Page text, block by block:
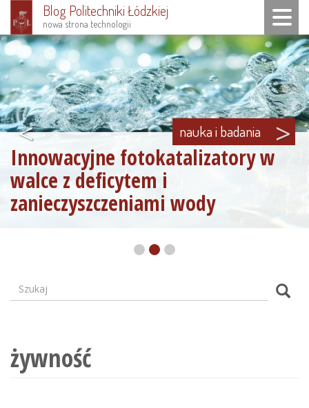
Przejdź
do
treści
Blog Politechniki Łódzkiej
nowa strona technologii
Toggle
Innowacyjne fotokatalizatory w
walce z deficytem i
zanieczyszczeniami wody
nauka i badania
< >
Formularz
Szukaj
żywność